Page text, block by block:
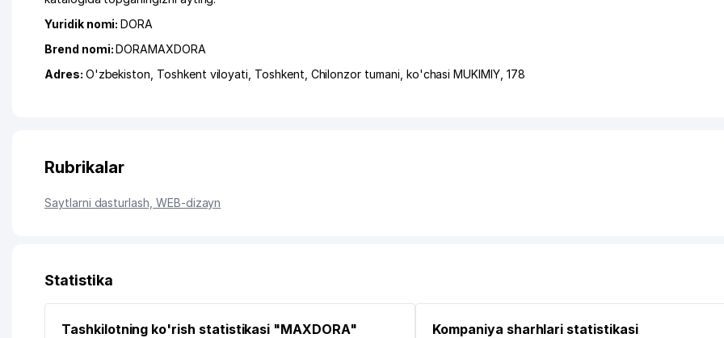
Yuridik nomi:DORA
Brend nomi:DORAMAXDORA
Adres: O'zbekiston, Toshkent viloyati Toshkent Chilonzor tumani ko'chasi MUKIMIY, 178
Rubrikalar
Saytlarni dasturlash, WEB-dizayn
Statistika
Tashkilotning ko'rish statistikasi "MAXDORA" Kompaniya sharhlari statistikasi